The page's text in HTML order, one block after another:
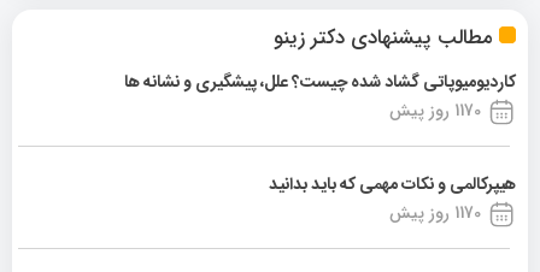
مطالب پیشنهادی دکتر زینو
کاردیومیوپاتی گشاد شده چیست؟ علل، پیشگیری و نشانه ها
1170 روز پیش
هیپرکالمی و نکات مهمی که باید بدانید
1170 روز پیش